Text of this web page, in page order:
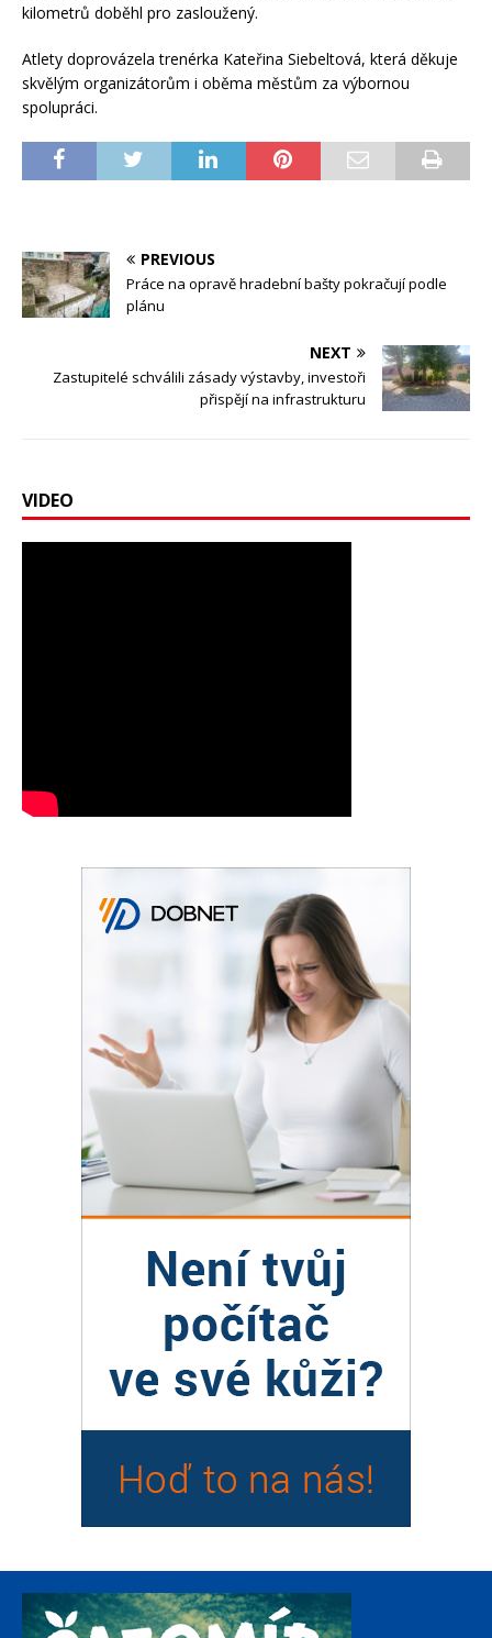
kilometrů doběhl pro zasloužený.
Atlety doprovázela trenérka Kateřina Siebeltová, která děkuje
skvělým organizátorům i oběma městům za výbornou
spolupráci.
PREVIOUS
Práce na opravě hradební bašty pokračují podle
plánu
NEXT
Zastupitelé schválili zásady výstavby, investoři
přispějí na infrastrukturu
VIDEO